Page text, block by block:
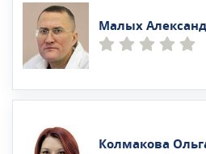
Малых
Колмакова